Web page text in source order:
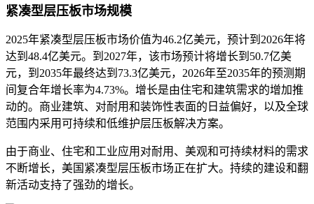
紧凑型层压板市场规模
2025年紧凑型层压板市场价值为46.2亿美元，预计到2026年将
达到48.4亿美元。到2027年，该市场预计将增长到50.7亿美
元，到2035年最终达到73.3亿美元，2026年至2035年的预测期
间复合年增长率为4.73%。增长是由住宅和建筑需求的增加推
动的。商业建筑、对耐用和装饰性表面的日益偏好，以及全球
范围内采用可持续和低维护层压板解决方案。
由于商业、住宅和工业应用对耐用、美观和可持续材料的需求
不断增长，美国紧凑型层压板市场正在扩大。持续的建设和翻
新活动支持了强劲的增长。